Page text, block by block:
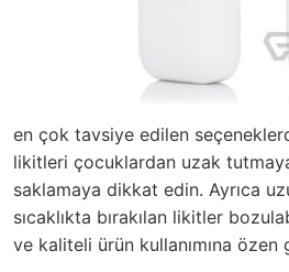
en çok tavsiye edilen
likitleri çocuklardan uzak
saklamaya dikkat edin. Ayrıca
sıcaklıkta bırakılan likitler
ve kaliteli ürün kullanımına